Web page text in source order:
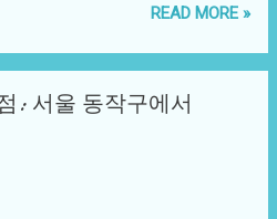
부산의 대표적인 맛집은 이러한
해 다양한 리필 옵션과 함께, 신
리법을 고수하는 데 힘쓰고 있
사 후 남은 국물에 밥을 말아
한다. 이는 일본의 라멘 문화와
을 제공하기도 한다. 재미있는
비는 연구를 통해 기존의 오리너
특징을 지닌 개체를 발견했으
서식지 보호의 중요성을 알리고
보고서와 연구 결과 대신, 그가
되었던 것이다. 그의 발견이 상
READ MORE »
: 서울 동작구에서